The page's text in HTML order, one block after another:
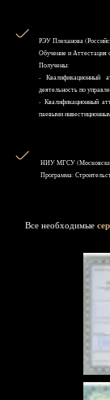
РЭУ Плеханова
Обучение и Аттестация
Получены:
- Квалификационный
деятельность по
- Квалификационный
паевыми
НИУ MГСУ (Московский
Программа:
Все необходимые